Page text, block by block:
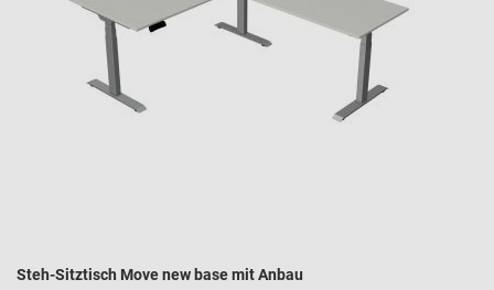
Steh-Sitztisch Move new base mit Anbau